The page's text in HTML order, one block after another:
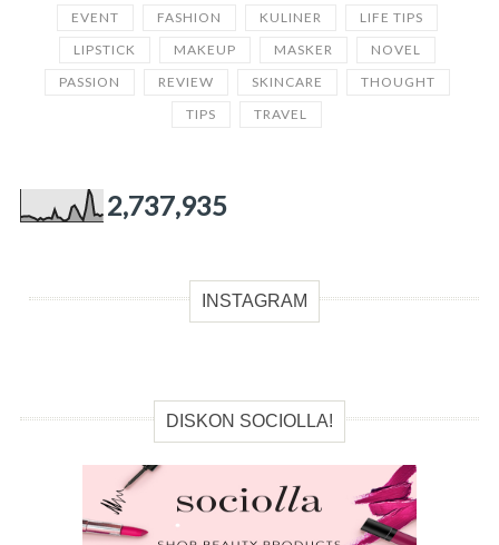
EVENT
FASHION KULINER
LIFE TIPS
LIPSTICK
MAKEUP MASKER
NOVEL
PASSION
REVIEW SKINCARE
THOUGHT
TIPS
TRAVEL
2,737,935
INSTAGRAM
DISKON SOCIOLLA!